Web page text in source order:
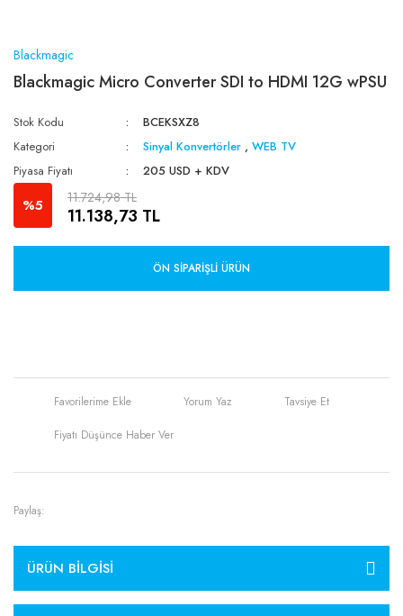
Blackmagic
Blackmagic Micro Converter SDI to HDMI 12G wPSU
Stok Kodu
BCEKSXZ8
Kategori
Sinyal Konvertörler ,WEB TV
Piyasa Fiyatı
205 USD + KDV
%5 11.724,98 TL
11.138,73 TL
ÖN SIPARIŞLI ÜRÜN
Yorum Yaz Tavsiye Et
Fiyatı Düşünce Haber Ver
Paylaş:
ÜRÜN BILGISI